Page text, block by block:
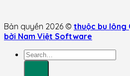
Bản quyền 2026 © thuộc bu lông
bởi Nam Việt Software
Search
for: